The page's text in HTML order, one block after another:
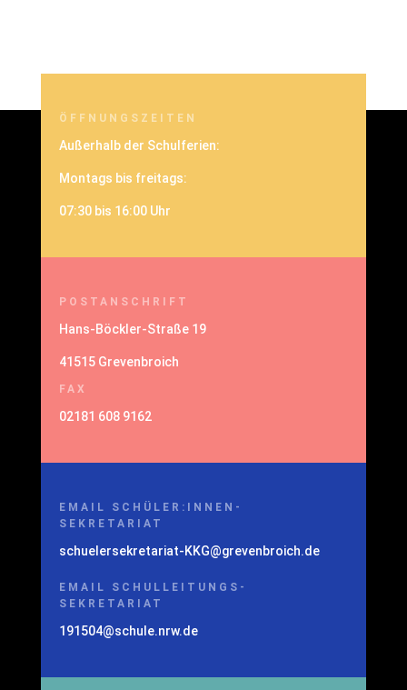
ÖFFNUNGSZEITEN
Außerhalb der Schulferien:
Montags bis freitags:
07:30 bis 16:00 Uhr
POSTANSCHRIFT
Hans-Böckler-Straße 19
41515 Grevenbroich
FAX
02181 608 9162
EMAIL SCHÜLER:INNEN-
SEKRETARIAT
schuelersekretariat-KKG@grevenbroich.de
EMAIL SCHULLEITUNGS-
SEKRETARIAT
191504@schule.nrw.de